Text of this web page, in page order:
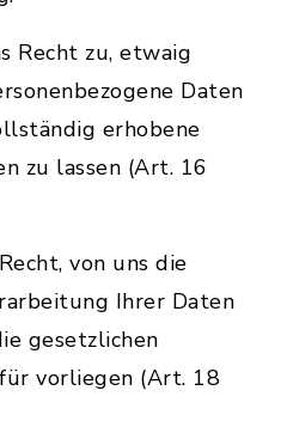
Recht zu, etwaig
Daten
erhobene
zu lassen (Art. 16
von uns die
Ihrer Daten
gesetzlichen
vorliegen (Art. 18